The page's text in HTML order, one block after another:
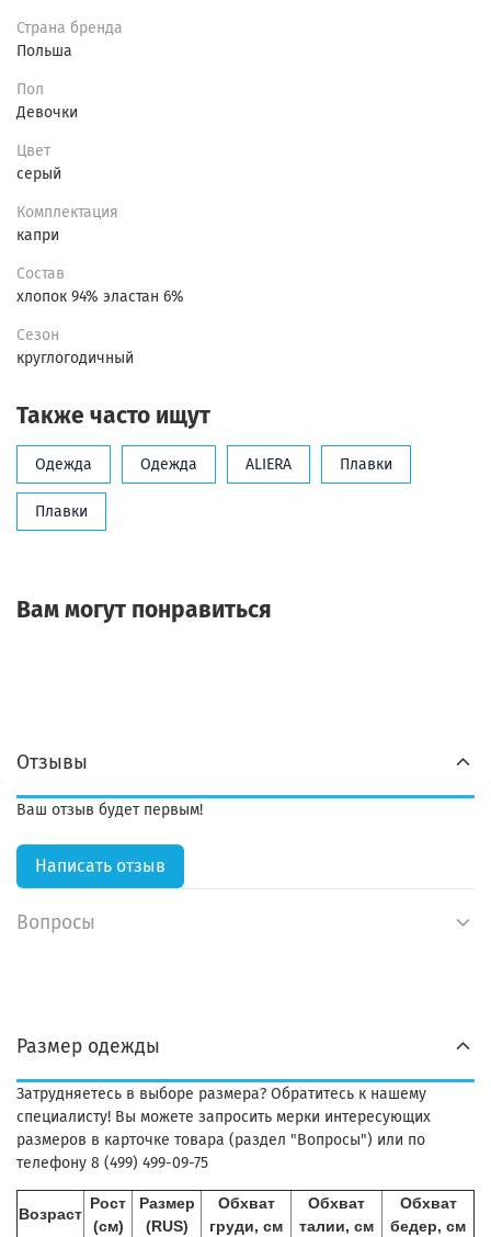
Страна бренда
Польша
Пол
Девочки
Цвет
серый
Комплектация
капри
Состав
хлопок 94% эластан 6%
Сезон
круглогодичный
Также часто ищут
Одежда Одежда ALIERA Плавки
Плавки
Вам могут понравиться
Отзывы
Ваш отзыв будет первым!
Написать отзыв
Вопросы
Размер одежды
Затрудняетесь в выборе размера? Обратитесь к нашему
специалисту! Вы можете запросить мерки интересующих
размеров в карточке товара (раздел "Вопросы") или по
телефону 8 (499) 499-09-75
Возраст
Рост
(см)
Размер
(RUS)
Обхват
груди, см
Обхват
талии, см
Обхват
бедер, см